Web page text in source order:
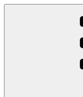
Přejít